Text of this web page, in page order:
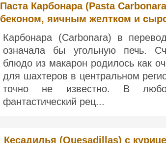
Паста Карбонара (Pasta
беконом, яичным желтком и
Карбонара (Carbonara) в
означала бы угольную печь.
блюдо из макарон родилось как
для шахтеров в центральном
точно не известно. В
фантастический рец...
Кесадилья (Quesadillas) с